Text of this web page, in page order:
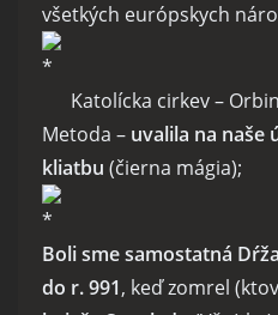
všetkých európskych
Katolícka cirkev –
Metoda – uvalila na naše
kliatbu (čierna mágia);
Boli sme samostatná
do r. 991, keď zomrel